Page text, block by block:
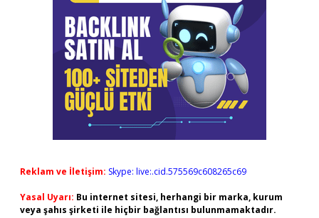
Reklam ve İletişim: Skype: live:.cid.575569c608265c69
Yasal Uyarı: Bu internet sitesi, herhangi bir marka, kurum
veya şahıs şirketi ile hiçbir bağlantısı bulunmamaktadır.